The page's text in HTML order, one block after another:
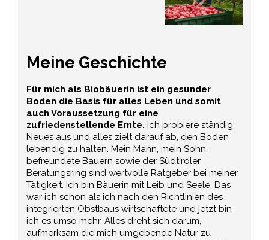
Meine Geschichte
Für mich als Biobäuerin ist ein gesunder
Boden die Basis für alles Leben und somit
auch Voraussetzung für eine
zufriedenstellende Ernte.Ich probiere ständig
Neues aus und alles zielt darauf ab, den Boden
lebendig zu halten. Mein Mann, mein Sohn,
befreundete Bauern sowie der Südtiroler
Beratungsring sind wertvolle Ratgeber bei meiner
Tätigkeit. Ich bin Bäuerin mit Leib und Seele. Das
war ich schon als ich nach den Richtlinien des
integrierten Obstbaus wirtschaftete und jetzt bin
ich es umso mehr. Alles dreht sich darum,
aufmerksam die mich umgebende Natur zu